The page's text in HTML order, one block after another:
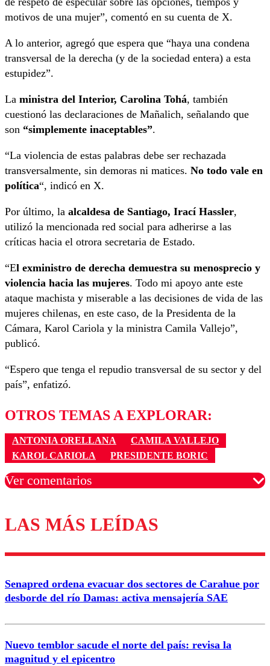
motivos de una mujer”, comentó en su cuenta de X.
A lo anterior, agregó que espera que “haya una condena
transversal de la derecha (y de la sociedad entera) a esta
estupidez”.
La ministra del Interior, Carolina Tohá, también
cuestionó las declaraciones de Mañalich, señalando que
son “simplemente inaceptables”.
“La violencia de estas palabras debe ser rechazada
transversalmente, sin demoras ni matices. No todo vale en
política“, indicó en X.
Por último, la alcaldesa de Santiago, Irací Hassler,
utilizó la mencionada red social para adherirse a las
críticas hacia el otrora secretaria de Estado.
“El exministro de derecha demuestra su menosprecio y
violencia hacia las mujeres. Todo mi apoyo ante este
ataque machista y miserable a las decisiones de vida de las
mujeres chilenas, en este caso, de la Presidenta de la
Cámara, Karol Cariola y la ministra Camila Vallejo”,
publicó.
“Espero que tenga el repudio transversal de su sector y del
país”, enfatizó.
OTROS TEMAS A EXPLORAR:
ANTONIA ORELLANA
CAMILA VALLEJO
KAROL CARIOLA
PRESIDENTE BORIC
Ver comentarios
Los comentarios son moderados para garantizar un
diálogo respetuoso.
Correo
LAS MÁS LEÍDAS
Senapred ordena evacuar dos sectores de Carahue por
desborde del río Damas: activa mensajería SAE
Nuevo temblor sacude el norte del país: revisa la
magnitud y el epicentro